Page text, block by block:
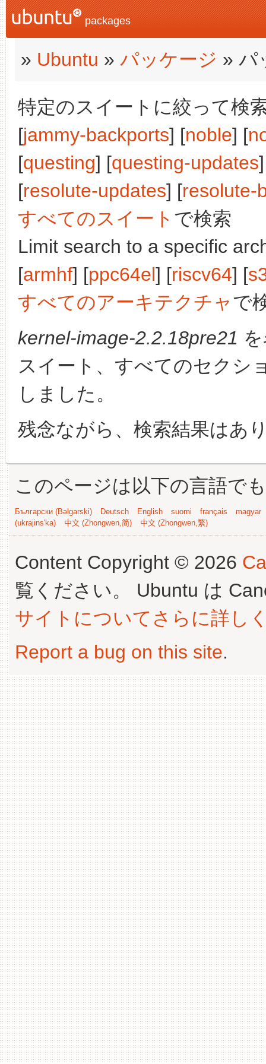
packages
» Ubuntu » パッケージ » パ
特定のスイートに絞って検
[jammy-backports] [noble] [
[questing] [questing-updates
[resolute-updates] [resolute-
すべてのスイート で検索
Limit search to a specific
[armhf] [ppc64el] [riscv64] [
すべてのアーキテクチャで
kernel-image-2.2.18pre21
スイート、すべてのセクシ
しました。
残念ながら、検索結果はあ
このページは以下の言語で
Български (Bəlgarski) Deutsch English suomi français
magyar
(ukrajins'ka)
中文 (Zhongwen,简) 中文 (Zhongwen,繁)
Content Copyright © 2026
覧ください。 Ubuntu は
サイトについてさらに詳し
Report a bug on this site.